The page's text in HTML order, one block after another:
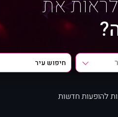
את
להופעות חדשות